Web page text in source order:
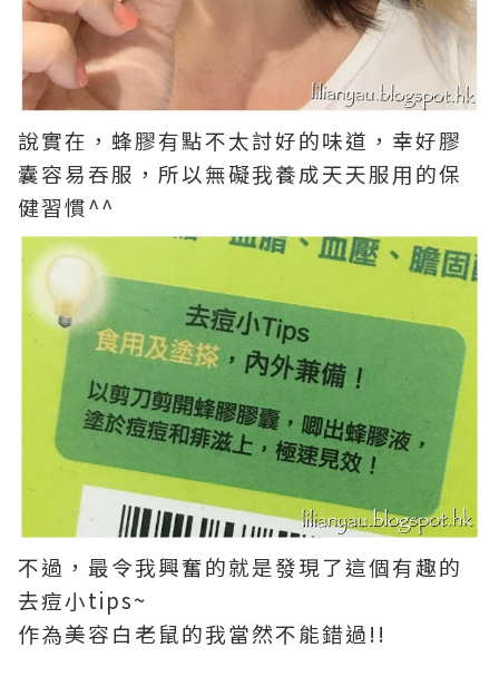
說實在，蜂膠有點不太討好的味道，幸好膠
囊容易吞服，所以無礙我養成天天服用的保
健習慣^^
不過，最令我興奮的就是發現了這個有趣的
去痘小tips~
作為美容白老鼠的我當然不能錯過!!